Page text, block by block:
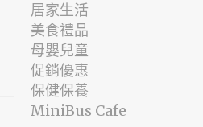
居家生活
美食禮品
母嬰兒童
促銷優惠
保健保養
MiniBus Cafe